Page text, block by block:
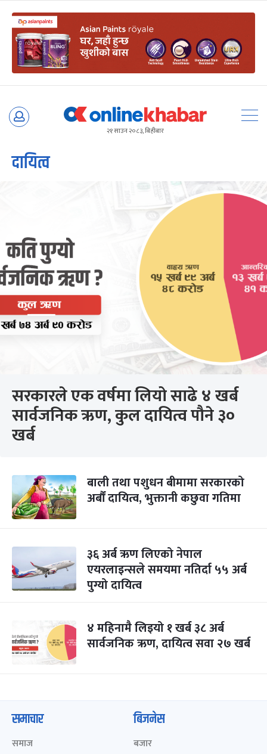
Skip
२१ साउन २०८३, बिहीबार
दायित्व
सरकारले एक वर्षमा लियो साढे ४ खर्ब
सार्वजनिक ऋण, कुल दायित्व पौने ३०
खर्ब
बाली तथा पशुधन बीमामा सरकारको
अर्बौं दायित्व, भुक्तानी कछुवा गतिमा
३६ अर्ब ऋण लिएको नेपाल
एयरलाइन्सले समयमा नतिर्दा ५५ अर्ब
पुग्यो दायित्व
४ महिनामै लिइयो १ खर्ब ३८ अर्ब
सार्वजनिक ऋण, दायित्व सवा २७ खर्ब
समाचार
समाज
बिजनेस
बजार